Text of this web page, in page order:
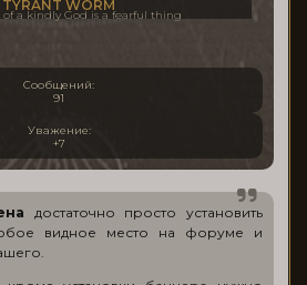
TYRANT WORM
a kindly God is a fearful thing
Сообщений:
91
Уважение:
+7
достаточно просто установить
видное место на форуме и